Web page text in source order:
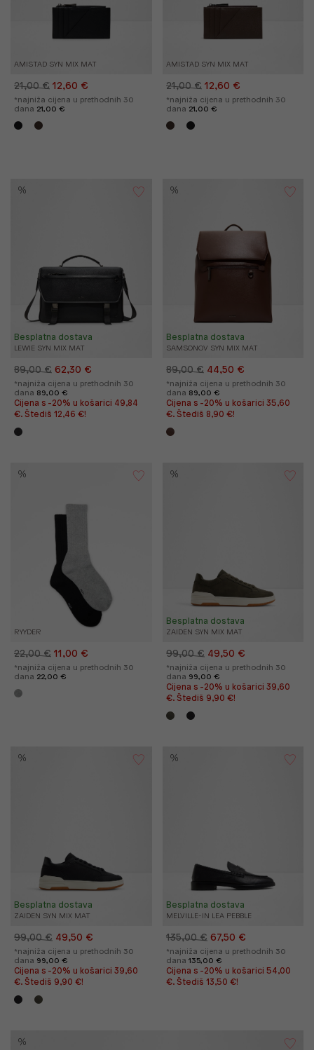
AMISTAD SYN MIX MAT
21,00 € 12,60 €
*najniža cijena u prethodnih 30
dana 21,00 €
AMISTAD SYN MIX MAT
21,00 € 12,60 €
*najniža cijena u prethodnih 30
dana 21,00 €
LEWIE SYN MIX MAT
Besplatna dostava
%
89,00 € 62,30 €
*najniža cijena u prethodnih 30
dana 89,00 €
Cijena s -20% u košarici 49,84
€. Štediš 12,46 €!
SAMSONOV SYN MIX MAT
Besplatna dostava
%
89,00 € 44,50 €
*najniža cijena u prethodnih 30
dana 89,00 €
Cijena s -20% u košarici 35,60
€. Štediš 8,90 €!
RYYDER
%
22,00 € 11,00 €
*najniža cijena u prethodnih 30
dana 22,00 €
ZAIDEN SYN MIX MAT
Besplatna dostava
%
99,00 € 49,50 €
*najniža cijena u prethodnih 30
dana 99,00 €
Cijena s -20% u košarici 39,60
€. Štediš 9,90 €!
ZAIDEN SYN MIX MAT
Besplatna dostava
%
99,00 € 49,50 €
*najniža cijena u prethodnih 30
dana 99,00 €
Cijena s -20% u košarici 39,60
€. Štediš 9,90 €!
MELVILLE-IN LEA PEBBLE
Besplatna dostava
%
135,00 € 67,50 €
*najniža cijena u prethodnih 30
dana 135,00 €
Cijena s -20% u košarici 54,00
€. Štediš 13,50 €!
%